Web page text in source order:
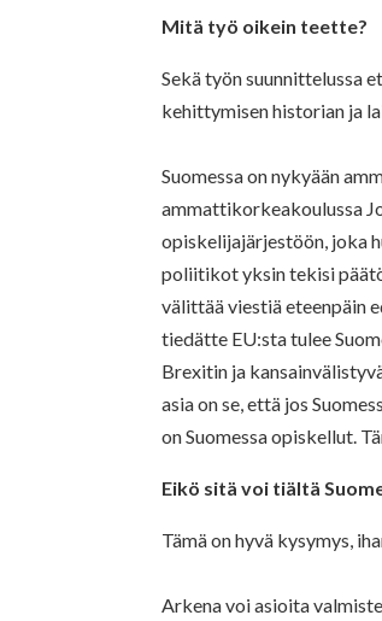
Mitä työ oikein teette?
Sekä työn suunnittelussa
kehittymisen historian ja
Suomessa on nykyään
ammattikorkeakoulussa
opiskelijajärjestöön, joka
poliitikot yksin tekisi
välittää viestiä eteenpäin
tiedätte EU:sta tulee
Brexitin ja
asia on se, että jos
on Suomessa opiskellut.
Eikö sitä voi tiältä
Tämä on hyvä kysymys,
Arkena voi asioita